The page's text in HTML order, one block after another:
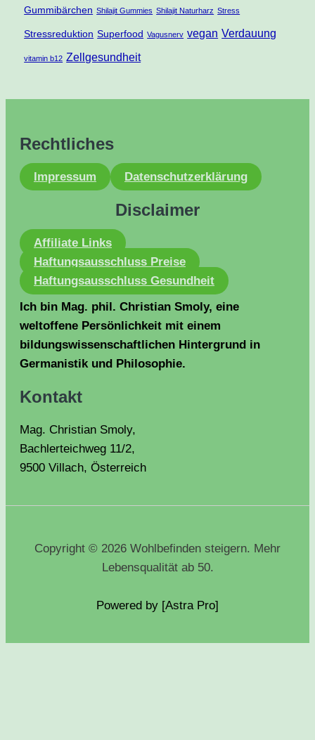
Gummibärchen Shilajit Gummies Shilajit Naturharz Stress
Stressreduktion Superfood Vagusnerv vegan Verdauung
vitamin b12 Zellgesundheit
Rechtliches
Impressum Datenschutzerklärung
Disclaimer
Affiliate Links
Haftungsausschluss Preise
Haftungsausschluss Gesundheit
Ich bin Mag. phil. Christian Smoly, eine
weltoffene Persönlichkeit mit einem
bildungswissenschaftlichen Hintergrund in
Germanistik und Philosophie.
Kontakt
Mag. Christian Smoly,
Bachlerteichweg 11/2,
9500 Villach, Österreich
Copyright © 2026 Wohlbefinden steigern. Mehr
Lebensqualität ab 50.
Powered by [Astra Pro]